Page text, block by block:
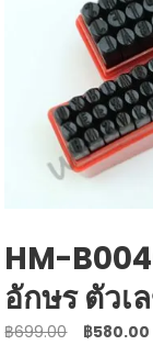
HM-
อักษร ตัวเ
฿699.00
Original
฿580.00